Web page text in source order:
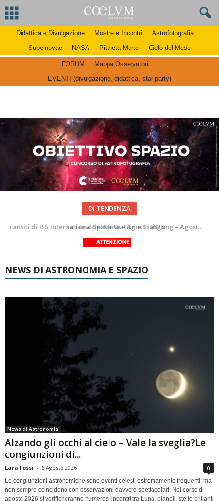
Didattica e Divulgazione Mostre e Incontri
Astrofotografia
Supernovae
NASA Pianeta Marte Cielo del Mese
FORUM
Mappa Osservatori
EVENTI (divulgazione, didattica, star party)
DI TENDENZA
La Luna del Mese – Agosto 2026
Le costellazioni di Agosto 2026: Delfino
NEWS DI ASTRONOMIA E SPAZIO
News di Astronomia
Alzando gli occhi al cielo – Vale la sveglia?Le
congiunzioni di...
Lara Fossi - 5 Agosto 2026 0
Le congiunzioni astronomiche sono eventi celesti estremamente frequenti, ma
non sempre coincidono con osservazioni davvero spettacolari. Nel corso di
agosto 2026 si verificheranno numerosi incontri tra Luna, pianeti, stelle brillanti